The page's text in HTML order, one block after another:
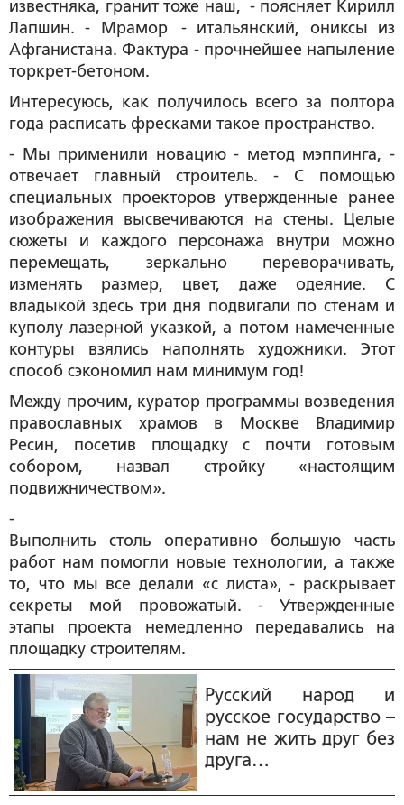
известняка, гранит тоже наш, - поясняет Кирилл
Лапшин. - Мрамор - итальянский, ониксы из
Афганистана. Фактура - прочнейшее напыление
торкрет-бетоном.
Интересуюсь, как получилось всего за полтора
года расписать фресками такое пространство.
- Мы применили новацию - метод мэппинга, -
отвечает главный строитель. - С помощью
специальных проекторов утвержденные ранее
изображения высвечиваются на стены. Целые
сюжеты и каждого персонажа внутри можно
перемещать, зеркально переворачивать,
изменять размер, цвет, даже одеяние. С
владыкой здесь три дня подвигали по стенам и
куполу лазерной указкой, а потом намеченные
контуры взялись наполнять художники. Этот
способ сэкономил нам минимум год!
Между прочим, куратор программы возведения
православных храмов в Москве Владимир
Ресин, посетив площадку с почти готовым
собором, назвал стройку «настоящим
подвижничеством».
-
Выполнить столь оперативно большую часть
работ нам помогли новые технологии, а также
то, что мы все делали «с листа», - раскрывает
секреты мой провожатый. - Утвержденные
этапы проекта немедленно передавались на
площадку строителям.
Русский народ и
русское государство –
нам не жить друг без
друга…